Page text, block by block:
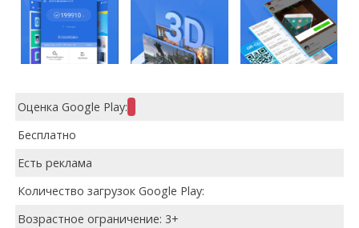
Оценка Google Play:
Бесплатно
Есть реклама
Количество загрузок Google Play:
Возрастное ограничение: 3+